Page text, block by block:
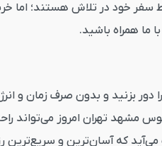
سفر خود در تلاش هستند؛ اما
ما همراه باشید.
دور بزنید و بدون صرف زمان و
مشهد تهران امروز می‌تواند
که آسان‌ترین و سریع‌ترین